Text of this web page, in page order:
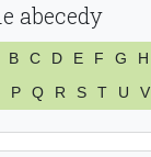
abecedy
B C D E F G H
P
Q R S T U V